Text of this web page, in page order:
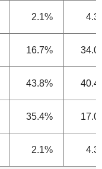
2.1%
16.7%
43.8%
35.4%
2.1%